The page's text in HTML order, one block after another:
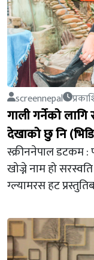
screennepal
गाली गर्नेको
देखाको छु नि
स्क्रीननेपाल डटकम
खोज्ने नाम हो
ग्ल्यामरस हट